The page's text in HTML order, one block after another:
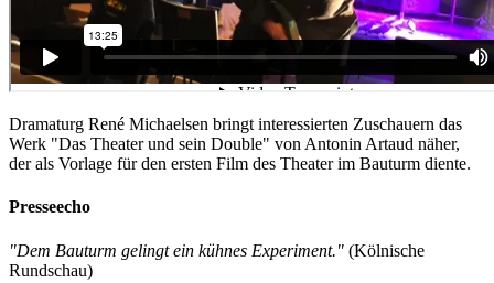
Dramaturg René Michaelsen bringt interessierten Zuschauern das
Werk "Das Theater und sein Double" von Antonin Artaud näher,
der als Vorlage für den ersten Film des Theater im Bauturm diente.
Presseecho
"Dem Bauturm gelingt ein kühnes Experiment." (Kölnische
Rundschau)